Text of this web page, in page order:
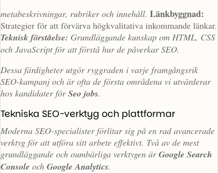
metabeskrivningar, rubriker och innehåll. Länkbyggnad:
Strategier för att förvärva högkvalitativa inkommande länkar.
Teknisk förståelse: Grundläggande kunskap om HTML, CSS
och JavaScript för att förstå hur de påverkar SEO.
Dessa färdigheter utgör ryggraden i varje framgångsrik
SEO-kampanj och är ofta de första områdena vi utvärderar
hos kandidater förSeo jobs.
Tekniska SEO-verktyg och plattformar
Moderna SEO-specialister förlitar sig på en rad avancerade
verktyg för att utföra sitt arbete effektivt. Två av de mest
grundläggande och oumbärliga verktygen ärGoogle Search
Console och Google Analytics.